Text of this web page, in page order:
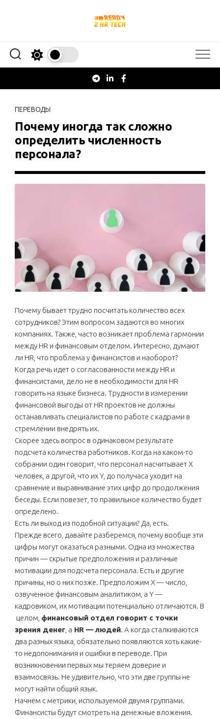
ПЕРЕВОДЫ
Почему иногда так сложно
определить численность
персонала?
Почему бывает трудно посчитать количество всех
сотрудников? Этим вопросом задаются во многих
компаниях. Также, часто возникает проблема гармонии
между HR и финансовым отделом. Интересно, думают
ли HR, что проблема у финансистов и наоборот?
Когда речь идет о согласованности между HR и
финансистами, дело не в необходимости для HR
говорить на языке бизнеса. Трудности в измерении
финансовой выгоды от HR проектов не должны
останавливать специалистов по работе с кадрами в
стремлении внедрять их.
Скорее здесь вопрос в одинаковом результате
подсчета количества работников. Когда на каком-то
собрании один говорит, что персонал насчитывает X
человек, а другой, что их Y, до получаса уходит на
сравнение и выравнивание этих цифр до продолжения
беседы. Если повезет, то правильное количество будет
определено.
Есть ли выход из подобной ситуации? Да, есть.
Прежде всего, давайте разберемся, почему вообще эти
цифры могут оказаться разными. Одна из множества
причин — скрытые предположения и различные
мотивации для подсчета персонала. Есть и другие
причины, но о них позже. Предположим X — число,
озвученное финансовым аналитиком, а Y —
кадровиком, их мотивации потенциально отличаются. В
целом, финансовый отдел говорит с точки
зрения денег , а HR — людей. А когда сталкиваются
два разных языка, обязательно появляются хоть какие-
то недопонимания и ошибки в переводе. При
возникновении первых мы теряем доверие и
взаимосвязь. Не удивительно, что эти две группы не
могут найти общий язык.
Начнем с метрики, используемой двумя группами.
Финансисты будут смотреть на денежные вложения.